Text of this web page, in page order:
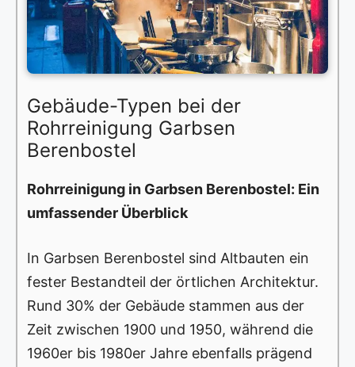
Gebäude-Typen bei der
Rohrreinigung Garbsen
Berenbostel
Rohrreinigung in Garbsen Berenbostel: Ein
umfassender Überblick
In Garbsen Berenbostel sind Altbauten ein
fester Bestandteil der örtlichen Architektur.
Rund 30% der Gebäude stammen aus der
Zeit zwischen 1900 und 1950, während die
1960er bis 1980er Jahre ebenfalls prägend